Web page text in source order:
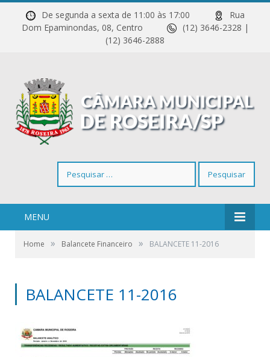
De segunda a sexta de 11:00 às 17:00
Rua
Dom Epaminondas, 08, Centro
(12) 3646-2328 |
(12) 3646-2888
por:
MENU
Home » Balancete Financeiro » BALANCETE 11-2016
BALANCETE 11-2016